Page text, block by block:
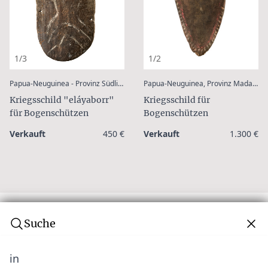
1/3
Papua-Neuguinea - Provinz Südliches Hochland, Mendi :
Kriegsschild "eláyaborr"
für Bogenschützen
Verkauft 450 €
1/2
Papua-Neuguinea, Provinz Madang, Wanuma Gebiet / Fluß Sogeram
Kriegsschild für
Bogenschützen
Verkauft 1.300 €
Suche
in
Abonnieren Sie unseren Newsletter